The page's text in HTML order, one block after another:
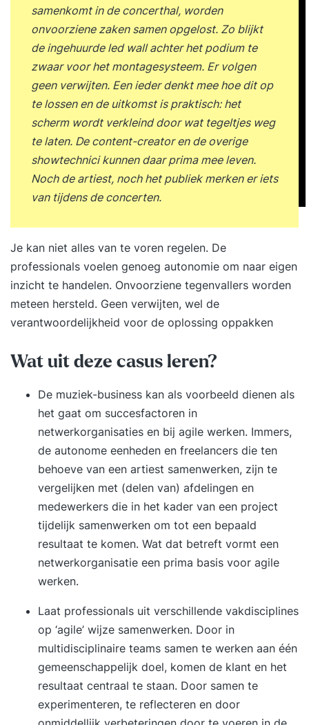
samenkomt in de concerthal, worden
onvoorziene zaken samen opgelost. Zo blijkt
de ingehuurde led wall achter het podium te
zwaar voor het montagesysteem. Er volgen
geen verwijten. Een ieder denkt mee hoe dit op
te lossen en de uitkomst is praktisch: het
scherm wordt verkleind door wat tegeltjes weg
te laten. De content-creator en de overige
showtechnici kunnen daar prima mee leven.
Noch de artiest, noch het publiek merken er iets
van tijdens de concerten.
Je kan niet alles van te voren regelen. De
professionals voelen genoeg autonomie om naar eigen
inzicht te handelen. Onvoorziene tegenvallers worden
meteen hersteld. Geen verwijten, wel de
verantwoordelijkheid voor de oplossing oppakken
Wat uit deze casus leren?
De muziek-business kan als voorbeeld dienen als
het gaat om succesfactoren in
netwerkorganisaties en bij agile werken. Immers,
de autonome eenheden en freelancers die ten
behoeve van een artiest samenwerken, zijn te
vergelijken met (delen van) afdelingen en
medewerkers die in het kader van een project
tijdelijk samenwerken om tot een bepaald
resultaat te komen. Wat dat betreft vormt een
netwerkorganisatie een prima basis voor agile
werken.
Laat professionals uit verschillende vakdisciplines
op ‘agile’ wijze samenwerken. Door in
multidisciplinaire teams samen te werken aan één
gemeenschappelijk doel, komen de klant en het
resultaat centraal te staan. Door samen te
experimenteren, te reflecteren en door